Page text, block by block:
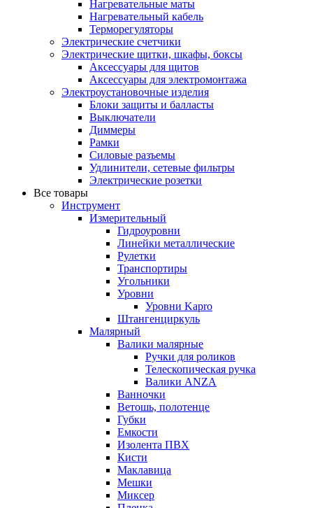
Нагревательные маты
Нагревательный кабель
Терморегуляторы
Электрические счетчики
Электрические щитки, шкафы, боксы
Аксессуары для щитов
Аксессуары для электромонтажа
Электроустановочные изделия
Блоки защиты и балласты
Выключатели
Диммеры
Рамки
Силовые разъемы
Удлинители, сетевые фильтры
Электрические розетки
Все товары
Инструмент
Измерительный
Гидроуровни
Линейки металлические
Рулетки
Транспортиры
Угольники
Уровни
Уровни Kapro
Штангенциркуль
Малярный
Валики малярные
Ручки для роликов
Телескопическая ручка
Валики ANZA
Ванночки
Ветошь, полотенце
Губки
Емкости
Изолента ПВХ
Кисти
Маклавица
Мешки
Миксер